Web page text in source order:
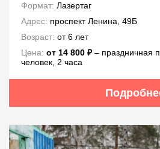
Формат: Лазертаг
Адрес: проспект Ленина, 49Б
Возраст: от 6 лет
Цена: от 14 800 ₽– праздничная
человек, 2 часа